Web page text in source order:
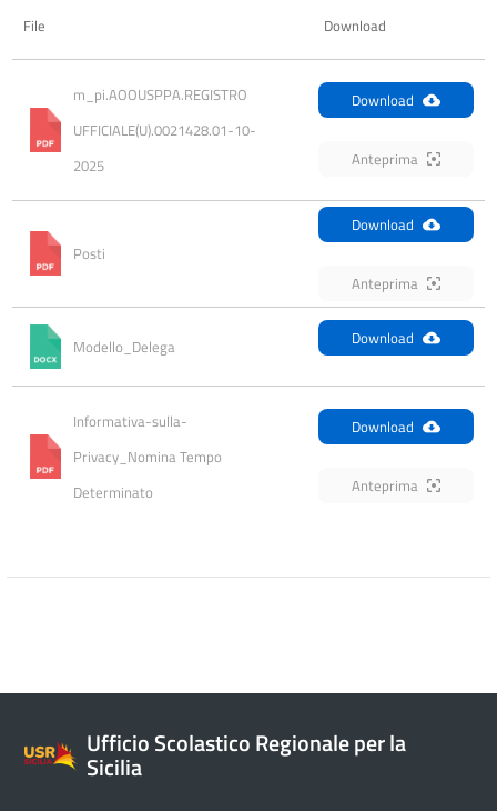
File Download
m_pi.AOOUSPPA.REGISTRO
UFFICIALE(U).0021428.01-10-
2025
Download
Anteprima
Posti
Download
Anteprima
Modello_Delega Download
Informativa-sulla-
Privacy_Nomina Tempo
Determinato
Download
Anteprima
Ufficio Scolastico Regionale per la
Sicilia